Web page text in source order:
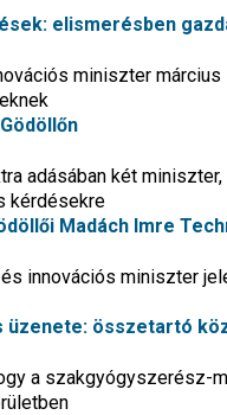
elismerésben
miniszter
adásában két
kérdésekre
Madách Imre
innovációs miniszter
üzenete: összetartó
a